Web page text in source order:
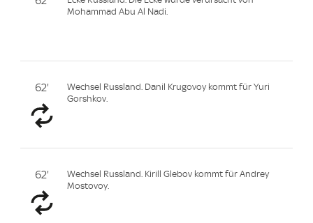
Mohammad Abu Al Nadi.
62'
Wechsel Russland. Danil Krugovoy kommt für Yuri
Gorshkov.
62'
Wechsel Russland. Kirill Glebov kommt für Andrey
Mostovoy.